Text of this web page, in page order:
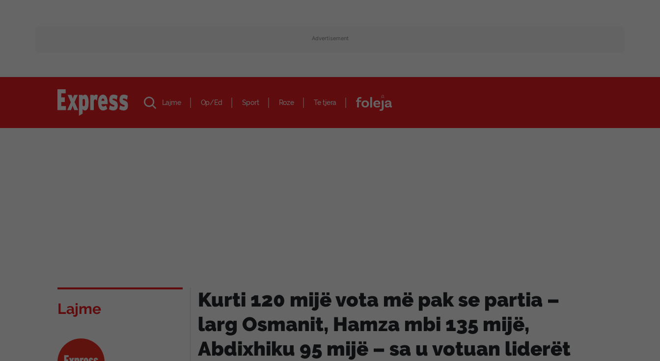
Advertisement
Lajme Op/Ed Sport Roze Te tjera
Lajme
Kurti 120 mijë vota më pak se partia –
larg Osmanit, Hamza mbi 135 mijë,
Abdixhiku 95 mijë – sa u votuan liderët